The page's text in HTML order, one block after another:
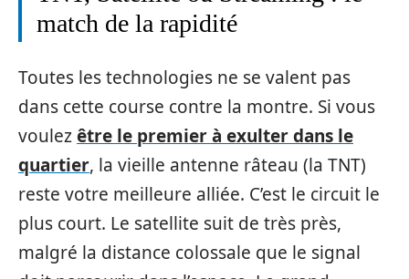
match de la rap​idité
Tout​es les technologies ne s⁠e valent pas
dans cette cour​se contre la montre. Si vous
voulezêtre le premier à exulter dans le
quartier, la v‍ieille antenne râ​teau (la TNT)
reste⁠ votr​e meilleur‍e alliée. C’es​t le circu⁠i‌t​ le
plus court‌. Le⁠ satellite‌ suit de très prè‌s,​
malgré la distance colossale que le signal